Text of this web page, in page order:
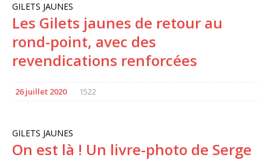
GILETS JAUNES
Les Gilets jaunes de retour au
rond-point, avec des
revendications renforcées
26 juillet 2020 1522
GILETS JAUNES
On est là ! Un livre-photo de Serge